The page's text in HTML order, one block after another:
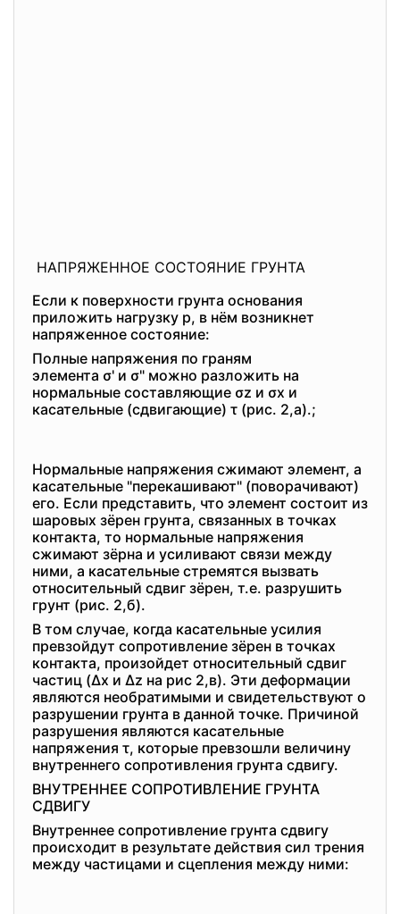
НАПРЯЖЕННОЕ СОСТОЯНИЕ ГРУНТА
Если к поверхности грунта основания
приложить нагрузку p, в нём возникнет
напряженное состояние:
Полные напряжения по граням
элемента σ' и σ" можно разложить на
нормальные составляющие σz и σx и
касательные (сдвигающие) τ (рис. 2,а).;
Нормальные напряжения сжимают элемент, а
касательные "перекашивают" (поворачивают)
его. Если представить, что элемент состоит из
шаровых зёрен грунта, связанных в точках
контакта, то нормальные напряжения
сжимают зёрна и усиливают связи между
ними, а касательные стремятся вызвать
относительный сдвиг зёрен, т.е. разрушить
грунт (рис. 2,б).
В том случае, когда касательные усилия
превзойдут сопротивление зёрен в точках
контакта, произойдет относительный сдвиг
частиц (Δx и Δz на рис 2,в). Эти деформации
являются необратимыми и свидетельствуют о
разрушении грунта в данной точке. Причиной
разрушения являются касательные
напряжения τ, которые превзошли величину
внутреннего сопротивления грунта сдвигу.
ВНУТРЕННЕЕ СОПРОТИВЛЕНИЕ ГРУНТА
СДВИГУ
Внутреннее сопротивление грунта сдвигу
происходит в результате действия сил трения
между частицами и сцепления между ними: